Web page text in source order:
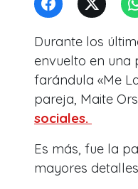
Durante los
envuelto en una
farándula «Me
pareja, Maite
sociales.
Es más, fue la
mayores